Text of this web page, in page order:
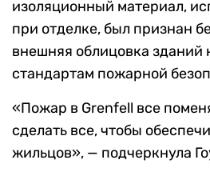
изоляционный материал,
при отделке, был признан
внешняя облицовка зданий
стандартам пожарной
«Пожар в Grenfell все
сделать все, чтобы
жильцов», — подчеркнула